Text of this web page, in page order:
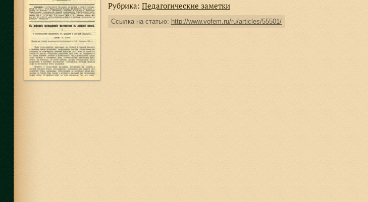
Рубрика: Педагогические заметки
Ссылка на статью: http://www.vofem.ru/ru/articles/55501/